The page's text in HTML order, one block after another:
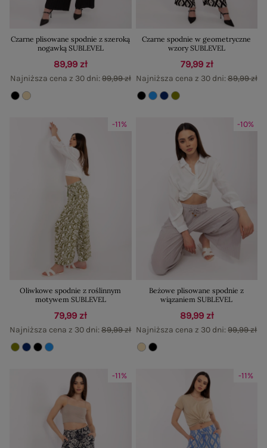
Czarne plisowane spodnie z szeroką
nogawką SUBLEVEL
89,99 zł
Najniższa cena z 30 dni:99,99 zł
Czarne spodnie w geometryczne
wzory SUBLEVEL
79,99 zł
Najniższa cena z 30 dni:89,99 zł
-11%
Oliwkowe spodnie z roślinnym
motywem SUBLEVEL
79,99 zł
Najniższa cena z 30 dni:89,99 zł
-10%
Beżowe plisowane spodnie z
wiązaniem SUBLEVEL
89,99 zł
Najniższa cena z 30 dni:99,99 zł
-11% -11%